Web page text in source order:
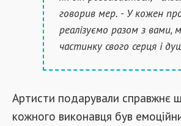
говорив мер. - У кожен
реалізуємо разом з вами,
частинку свого серця і
Артисти подарували справжнє
кожного виконавця був